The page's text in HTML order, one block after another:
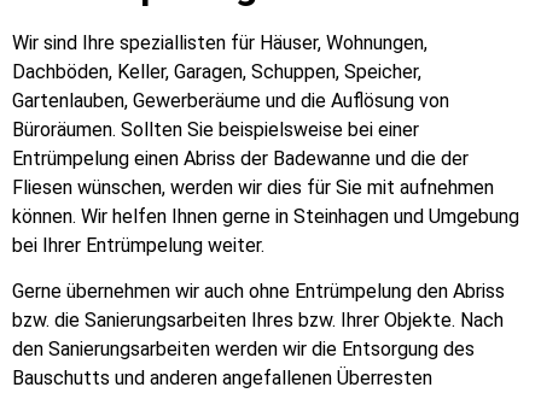
Wir sind Ihre speziallisten für Häuser, Wohnungen,
Dachböden, Keller, Garagen, Schuppen, Speicher,
Gartenlauben, Gewerberäume und die Auflösung von
Büroräumen. Sollten Sie beispielsweise bei einer
Entrümpelung einen Abriss der Badewanne und die der
Fliesen wünschen, werden wir dies für Sie mit aufnehmen
können. Wir helfen Ihnen gerne in Steinhagen und Umgebung
bei Ihrer Entrümpelung weiter.
Gerne übernehmen wir auch ohne Entrümpelung den Abriss
bzw. die Sanierungsarbeiten Ihres bzw. Ihrer Objekte. Nach
den Sanierungsarbeiten werden wir die Entsorgung des
Bauschutts und anderen angefallenen Überresten